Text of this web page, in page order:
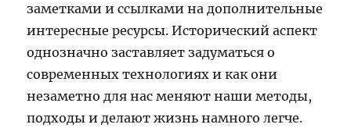
заметками и ссылками на дополнительные
интересные ресурсы. Исторический аспект
однозначно заставляет задуматься о
современных технологиях и как они
незаметно для нас меняют наши методы,
подходы и делают жизнь намного легче.